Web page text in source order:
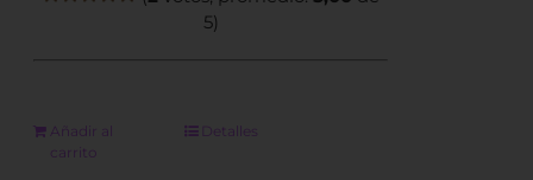
5)
Añadir al
carrito
Detalles